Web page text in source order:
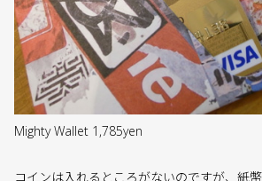
Mighty Wallet 1,785yen
コインは入れるところがないのですが、紙